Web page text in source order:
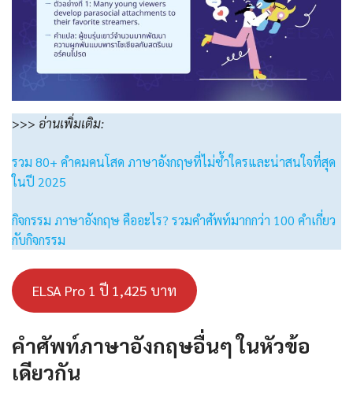
>>> อ่านเพิ่มเติม:
รวม 80+ คําคมคนโสด ภาษาอังกฤษที่ไม่ซ้ำใครและน่าสนใจที่สุด
ในปี 2025
กิจกรรม ภาษาอังกฤษ คืออะไร? รวมคำศัพท์มากกว่า 100 คำเกี่ยว
กับกิจกรรม
ELSA Pro 1 ปี 1,425 บาท
คำศัพท์ภาษาอังกฤษอื่นๆ ในหัวข้อ
เดียวกัน